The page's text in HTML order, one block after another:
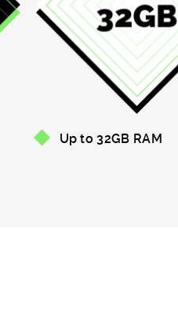
Up to 32GB RAM